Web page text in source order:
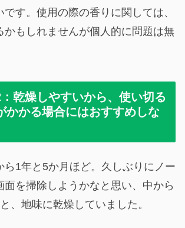
す。使用の際の香りに関しては、
かもしれませんが個人的に問題は無
乾燥しやすいから、使い切る
かかる場合にはおすすめしな
ら1年と5か月ほど。久しぶりにノー
面を掃除しようかなと思い、中から
、地味に乾燥していました。